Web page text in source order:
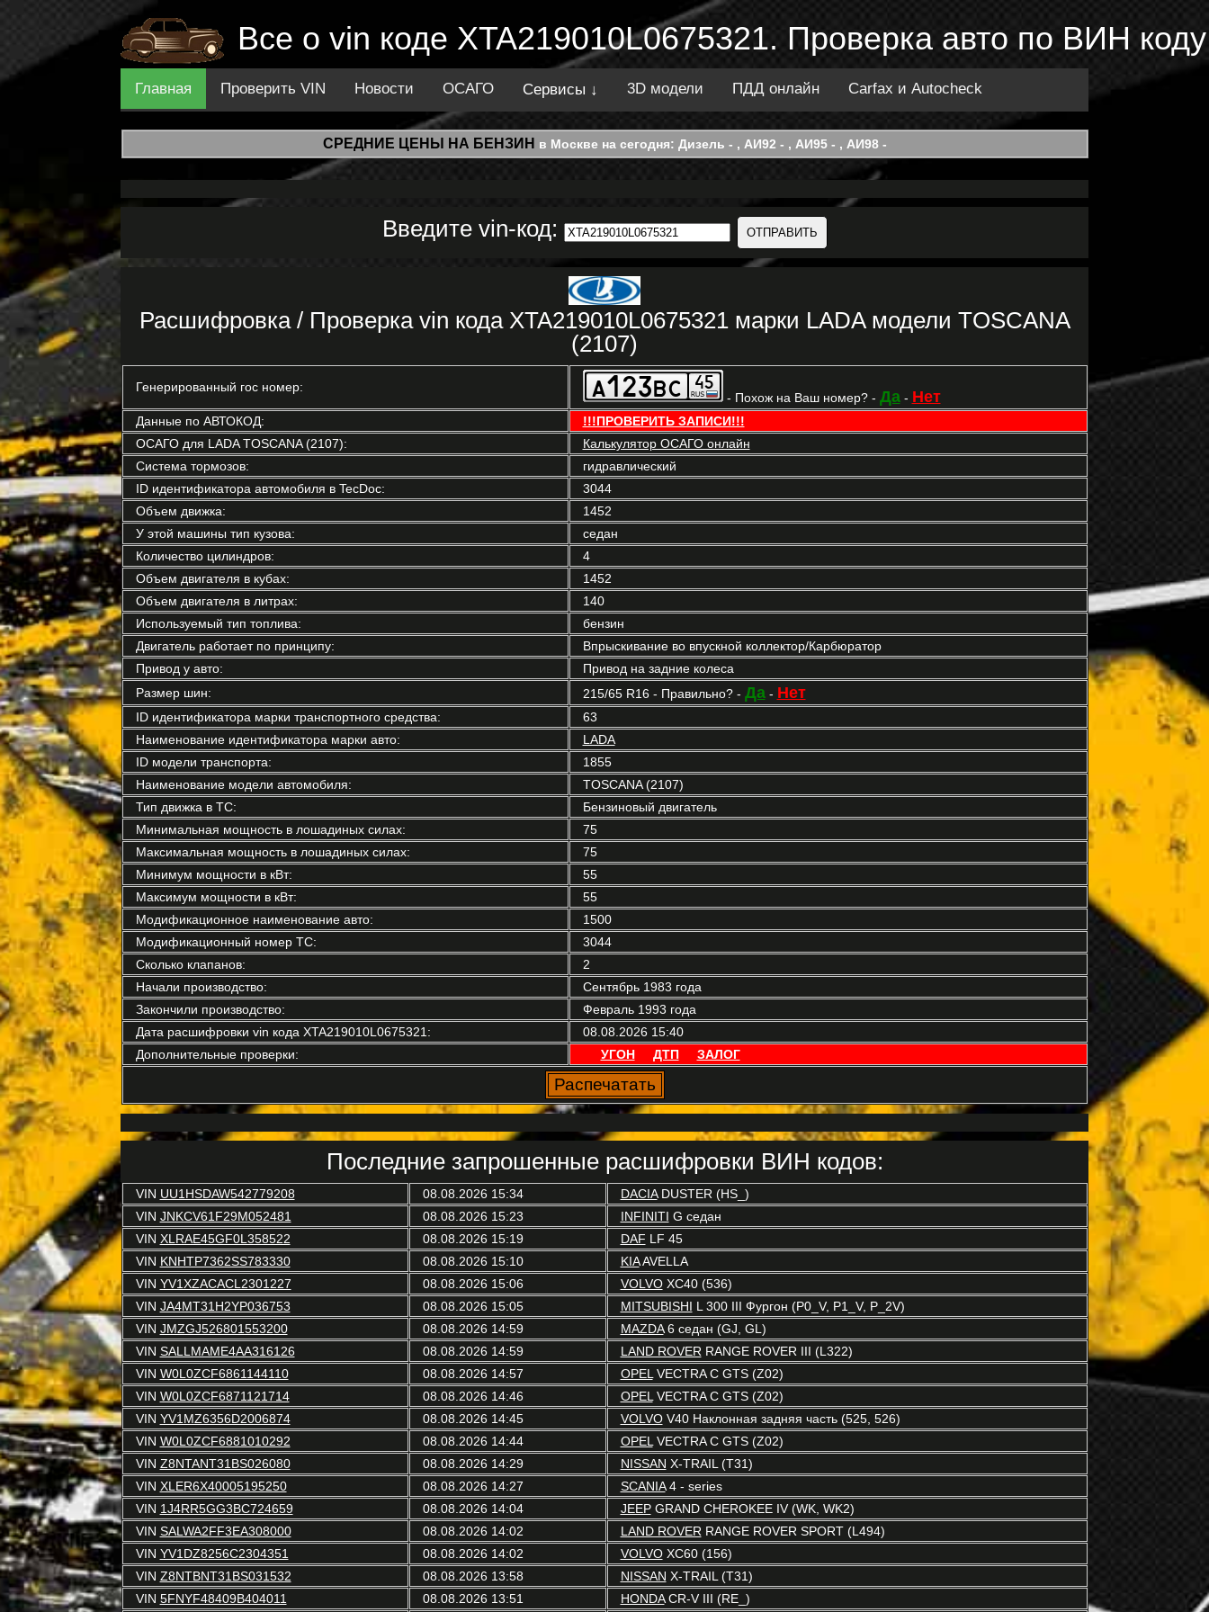
Все о vin коде XTA219010L0675321. Проверка авто по ВИН коду
Главная Проверить VIN Новости ОСАГО Сервисы ↓ 3D модели ПДД онлайн Carfax и Autocheck
СРЕДНИЕ ЦЕНЫ НА БЕНЗИН в Москве на сегодня: Дизель - , АИ92 - , АИ95 - , АИ98 -
Введите vin-код:
Расшифровка / Проверка vin кода XTA219010L0675321 марки LADA модели TOSCANA
(2107)
Генерированный гос номер:
- Похож на Ваш номер? - Да- Нет
Данные по АВТОКОД:
!!!ПРОВЕРИТЬ ЗАПИСИ!!!
ОСАГО для LADA TOSCANA (2107):
Калькулятор ОСАГО онлайн
Система тормозов:
гидравлический
ID идентификатора автомобиля в TecDoc:
3044
Объем движка:
1452
У этой машины тип кузова:
седан
Количество цилиндров:
4
Объем двигателя в кубах:
1452
Объем двигателя в литрах:
140
Используемый тип топлива:
бензин
Двигатель работает по принципу:
Впрыскивание во впускной коллектор/Карбюратор
Привод у авто:
Привод на задние колеса
Размер шин:
215/65 R16 - Правильно? - Да- Нет
ID идентификатора марки транспортного средства:
63
Наименование идентификатора марки авто:
LADA
ID модели транспорта:
1855
Наименование модели автомобиля:
TOSCANA (2107)
Тип движка в ТС:
Бензиновый двигатель
Минимальная мощность в лошадиных силах:
75
Максимальная мощность в лошадиных силах:
75
Минимум мощности в кВт:
55
Максимум мощности в кВт:
55
Модификационное наименование авто:
1500
Модификационный номер ТС:
3044
Сколько клапанов:
2
Начали производство:
Сентябрь 1983 года
Закончили производство:
Февраль 1993 года
Дата расшифровки vin кода XTA219010L0675321:
08.08.2026 15:40
Дополнительные проверки:
УГОН ДТП ЗАЛОГ
Последние запрошенные расшифровки ВИН кодов:
VIN UU1HSDAW542779208 08.08.2026 15:34 DACIADUSTER (HS_)
VIN JNKCV61F29M052481 08.08.2026 15:23 INFINITI G седан
VIN XLRAE45GF0L358522 08.08.2026 15:19 DAF LF 45
VIN KNHTP7362SS783330 08.08.2026 15:10 KIAAVELLA
VIN YV1XZACACL2301227 08.08.2026 15:06 VOLVOXC40 (536)
VIN JA4MT31H2YP036753 08.08.2026 15:05 MITSUBISHI L 300 III Фургон (P0_V, P1_V, P_2V)
VIN JMZGJ526801553200 08.08.2026 14:59 MAZDA6 седан (GJ, GL)
VIN SALLMAME4AA316126 08.08.2026 14:59 LAND ROVER RANGE ROVER III (L322)
VIN W0L0ZCF6861144110 08.08.2026 14:57 OPEL VECTRA C GTS (Z02)
VIN W0L0ZCF6871121714 08.08.2026 14:46 OPEL VECTRA C GTS (Z02)
VIN YV1MZ6356D2006874 08.08.2026 14:45 VOLVOV40 Наклонная задняя часть (525, 526)
VIN W0L0ZCF6881010292 08.08.2026 14:44 OPEL VECTRA C GTS (Z02)
VIN Z8NTANT31BS026080 08.08.2026 14:29 NISSAN X-TRAIL (T31)
VIN XLER6X40005195250 08.08.2026 14:27 SCANIA4 - series
VIN 1J4RR5GG3BC724659 08.08.2026 14:04 JEEPGRAND CHEROKEE IV (WK, WK2)
VIN SALWA2FF3EA308000 08.08.2026 14:02 LAND ROVER RANGE ROVER SPORT (L494)
VIN YV1DZ8256C2304351 08.08.2026 14:02 VOLVOXC60 (156)
VIN Z8NTBNT31BS031532 08.08.2026 13:58 NISSAN X-TRAIL (T31)
VIN 5FNYF48409B404011 08.08.2026 13:51 HONDACR-V III (RE_)